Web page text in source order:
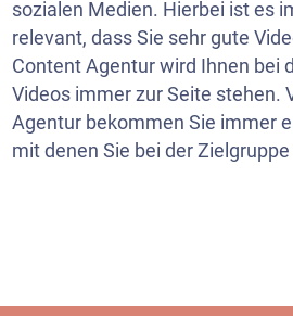
sozialen Medien. Hierbei ist es
relevant, dass Sie sehr gute
Content Agentur wird Ihnen bei
Videos immer zur Seite stehen.
Agentur bekommen Sie immer
mit denen Sie bei der